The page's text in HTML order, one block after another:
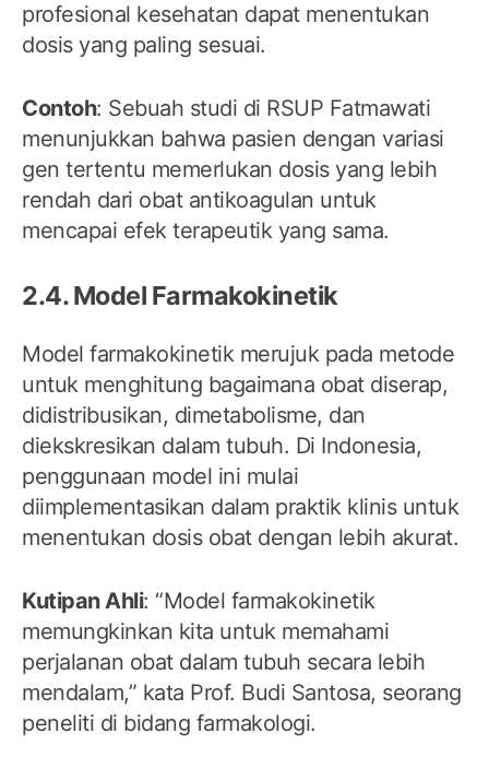
profesional kesehatan dapat menentukan
dosis yang paling sesuai.
Contoh: Sebuah studi di RSUP Fatmawati
menunjukkan bahwa pasien dengan variasi
gen tertentu memerlukan dosis yang lebih
rendah dari obat antikoagulan untuk
mencapai efek terapeutik yang sama.
2.4. Model Farmakokinetik
Model farmakokinetik merujuk pada metode
untuk menghitung bagaimana obat diserap,
didistribusikan, dimetabolisme, dan
diekskresikan dalam tubuh. Di Indonesia,
penggunaan model ini mulai
diimplementasikan dalam praktik klinis untuk
menentukan dosis obat dengan lebih akurat.
Kutipan Ahli: “Model farmakokinetik
memungkinkan kita untuk memahami
perjalanan obat dalam tubuh secara lebih
mendalam,” kata Prof. Budi Santosa, seorang
peneliti di bidang farmakologi.